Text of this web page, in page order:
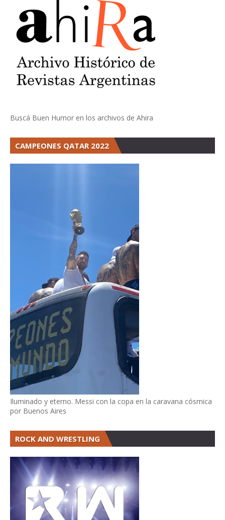
Buscá Buen Humor en los archivos de Ahira
CAMPEONES QATAR 2022
Iluminado y eterno. Messi con la copa en la caravana cósmica
por Buenos Aires
ROCK AND WRESTLING